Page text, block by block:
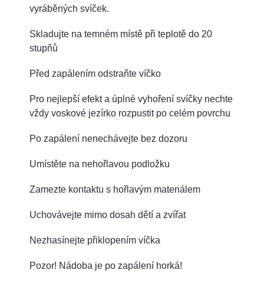
vyráběných svíček.
Skladujte na temném místě při teplotě do 20
stupňů
Před zapálením odstraňte víčko
Pro nejlepší efekt a úplné vyhoření svíčky nechte
vždy voskové jezírko rozpustit po celém povrchu
Po zapálení nenechávejte bez dozoru
Umístěte na nehořlavou podložku
Zamezte kontaktu s hořlavým materiálem
Uchovávejte mimo dosah dětí a zvířat
Nezhasínejte přiklopením víčka
Pozor! Nádoba je po zapálení horká!